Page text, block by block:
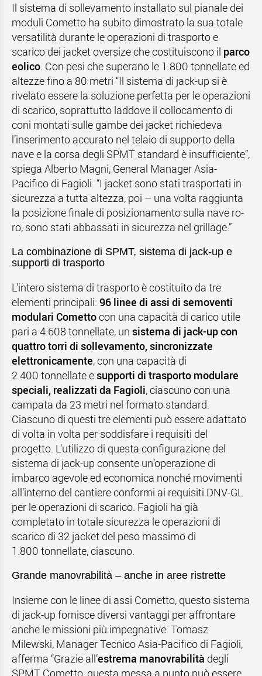
Il sistema di sollevamento installato sul pianale dei
moduli Cometto ha subito dimostrato la sua totale
versatilità durante le operazioni di trasporto e
scarico dei jacket oversize che costituiscono il parco
eolico. Con pesi che superano le 1.800 tonnellate ed
altezze fino a 80 metri “Il sistema di jack-up si è
rivelato essere la soluzione perfetta per le operazioni
di scarico, soprattutto laddove il collocamento di
coni montati sulle gambe dei jacket richiedeva
l’inserimento accurato nel telaio di supporto della
nave e la corsa degli SPMT standard è insufficiente”,
spiega Alberto Magni, General Manager Asia-
Pacifico di Fagioli. “I jacket sono stati trasportati in
sicurezza a tutta altezza, poi – una volta raggiunta
la posizione finale di posizionamento sulla nave ro-
ro, sono stati abbassati in sicurezza nel grillage.”
La combinazione di SPMT, sistema di jack-up e
supporti di trasporto
L’intero sistema di trasporto è costituito da tre
elementi principali: 96 linee di assi di semoventi
modulari Comettocon una capacità di carico utile
pari a 4.608 tonnellate, un sistema di jack-up con
quattro torri di sollevamento, sincronizzate
elettronicamente, con una capacità di
2.400 tonnellate esupporti di trasporto modulare
speciali, realizzati da Fagioli, ciascuno con una
campata da 23 metri nel formato standard.
Ciascuno di questi tre elementi può essere adattato
di volta in volta per soddisfare i requisiti del
progetto. L’utilizzo di questa configurazione del
sistema di jack-up consente un’operazione di
imbarco agevole ed economica nonché movimenti
all’interno del cantiere conformi ai requisiti DNV-GL
per le operazioni di scarico. Fagioli ha già
completato in totale sicurezza le operazioni di
scarico di 32 jacket del peso massimo di
1.800 tonnellate, ciascuno.
Grande manovrabilità – anche in aree ristrette
Insieme con le linee di assi Cometto, questo sistema
di jack-up fornisce diversi vantaggi per affrontare
anche le missioni più impegnative. Tomasz
Milewski, Manager Tecnico Asia-Pacifico di Fagioli,
afferma “Grazie all’estrema manovrabilità degli
SPMT Cometto, questa messa a punto può essere